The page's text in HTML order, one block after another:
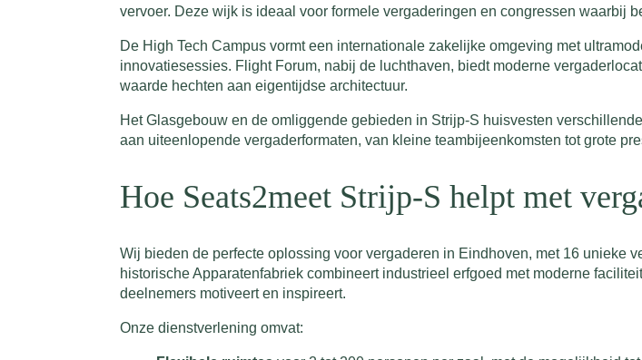
vervoer. Deze wijk is ideaal voor formele vergaderingen en congressen waarbij
De High Tech Campus vormt een internationale zakelijke omgeving met
innovatiesessies. Flight Forum, nabij de luchthaven, biedt moderne
waarde hechten aan eigentijdse architectuur.
Het Glasgebouw en de omliggende gebieden in Strijp-S huisvesten
aan uiteenlopende vergaderformaten, van kleine teambijeenkomsten tot grote
Hoe Seats2meet Strijp-S helpt met
Wij bieden de perfecte oplossing voor vergaderen in Eindhoven, met 16 unieke
historische Apparatenfabriek combineert industrieel erfgoed met moderne
deelnemers motiveert en inspireert.
Onze dienstverlening omvat: